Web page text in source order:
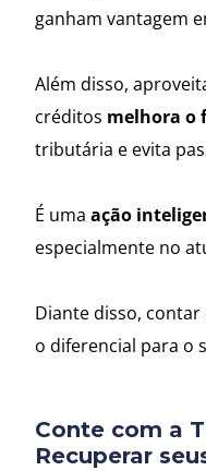
ganham vantagem
Além disso,
créditos melhora o
tributária e evita
É uma ação
especialmente no
Diante disso, contar
o diferencial para o
Conte com a
Recuperar